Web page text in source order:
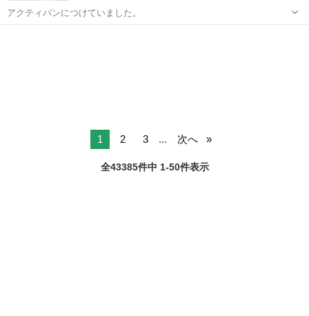
アクティバンにつけていました。
1 2 3 ... 次へ
全43385件中 1-50件表示